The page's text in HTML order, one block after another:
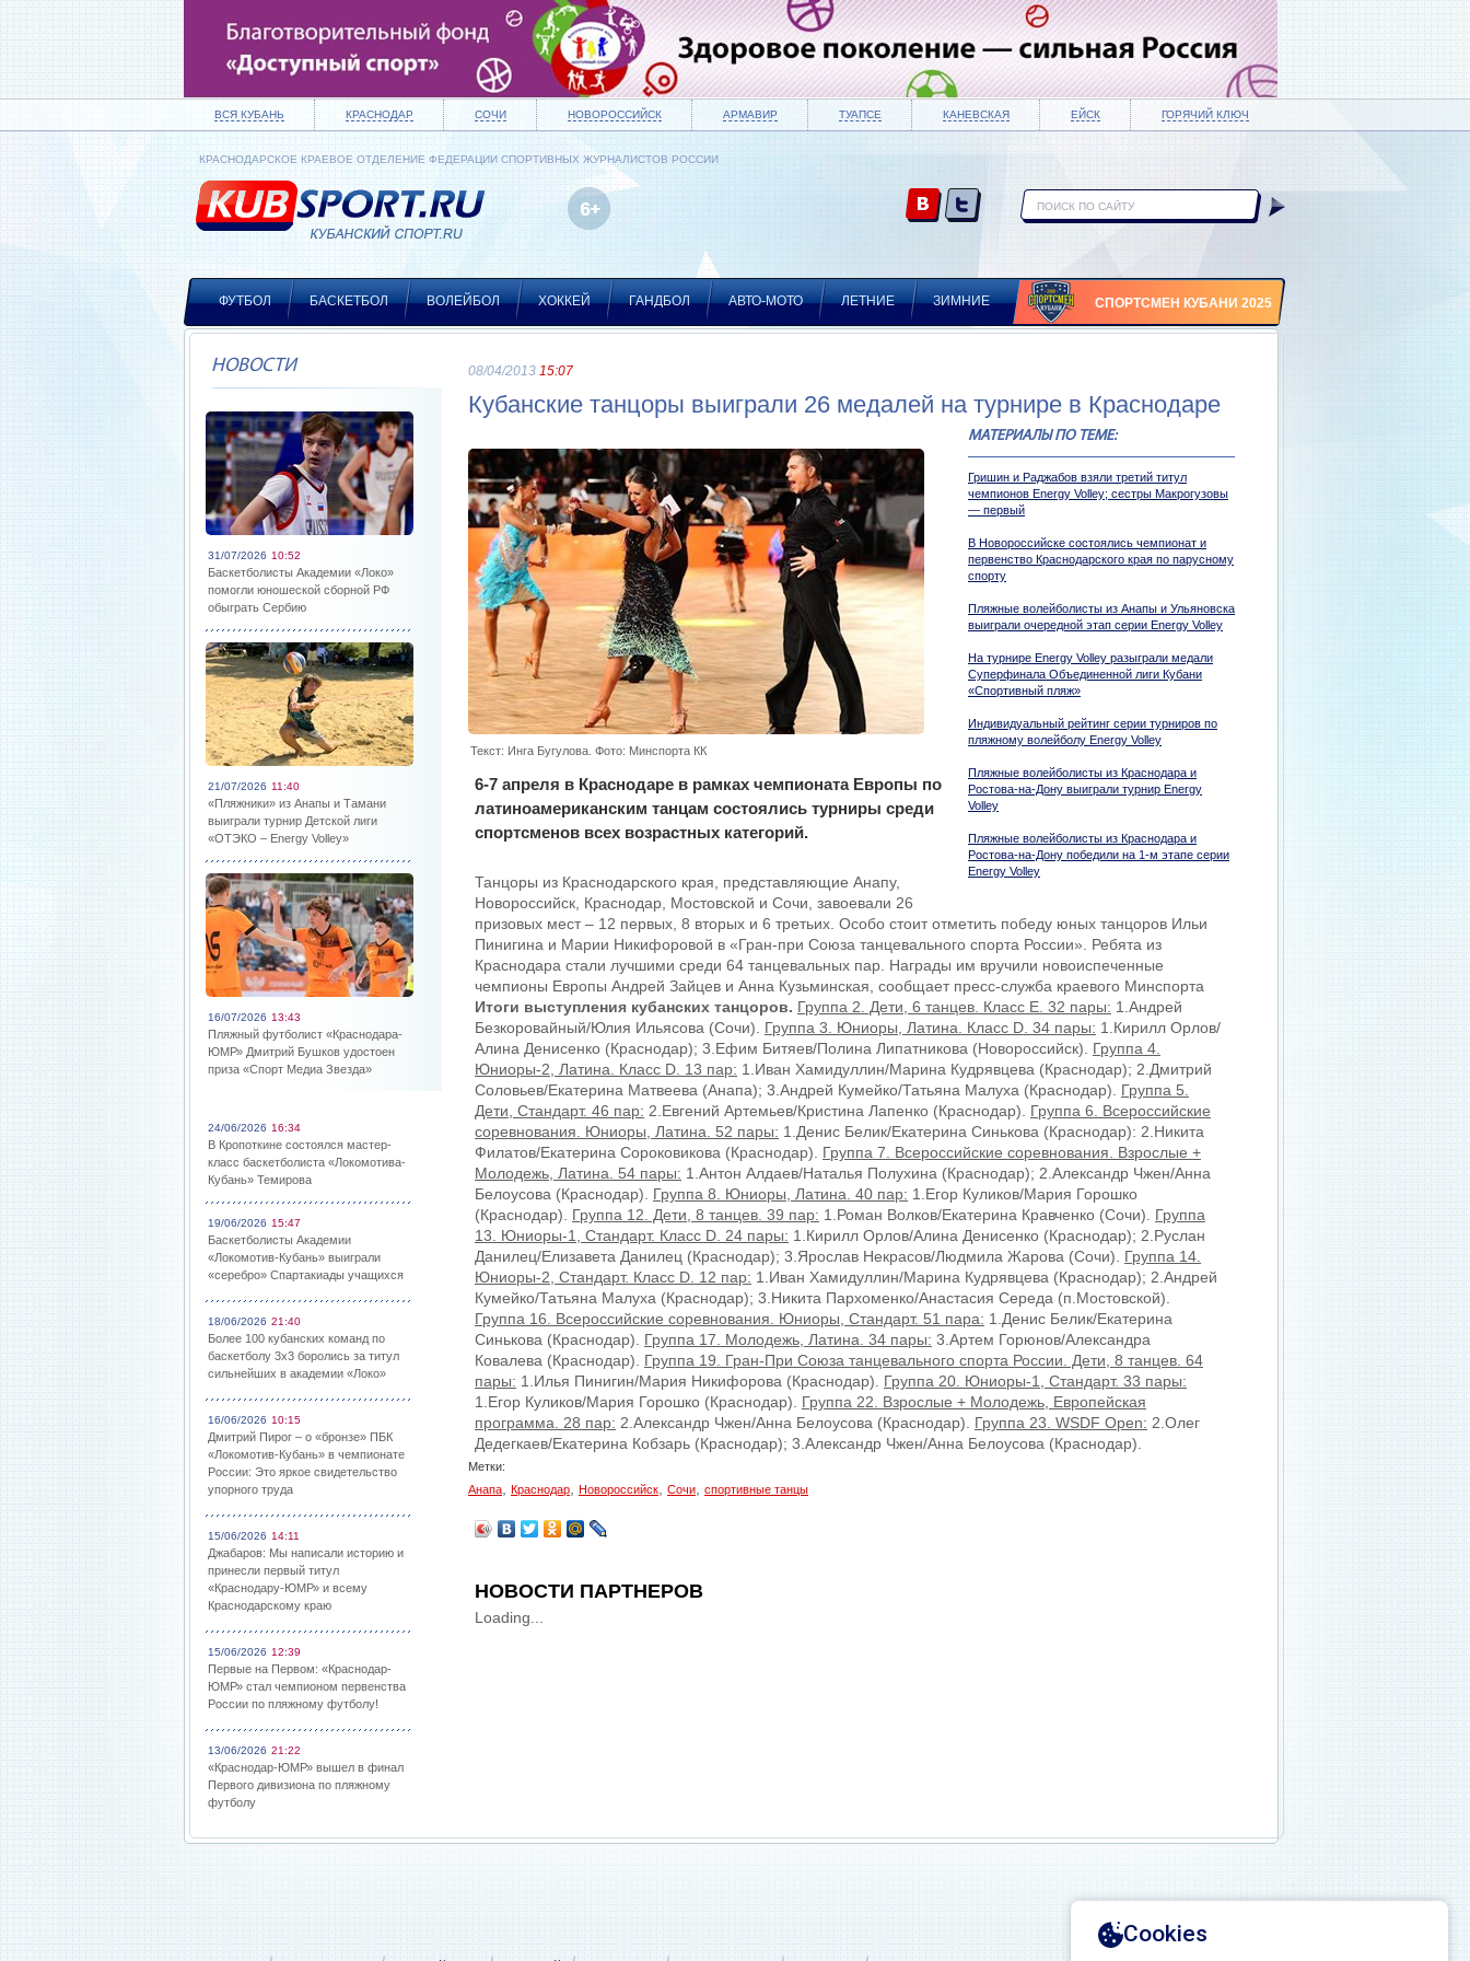
ВСЯ КУБАНЬ КРАСНОДАР СОЧИ НОВОРОССИЙСК АРМАВИР ТУАПСЕ КАНЕВСКАЯ ЕЙСК ГОРЯЧИЙ КЛЮЧ
КРАСНОДАРСКОЕ КРАЕВОЕ ОТДЕЛЕНИЕ ФЕДЕРАЦИИ СПОРТИВНЫХ ЖУРНАЛИСТОВ РОССИИ
ФУТБОЛ БАСКЕТБОЛ ВОЛЕЙБОЛ ХОККЕЙ ГАНДБОЛ АВТО-МОТО ЛЕТНИЕ ЗИМНИЕ СПОРТСМЕН КУБАНИ 2025
НОВОСТИ
31/07/2026 10:52
Баскетболисты Академии «Локо»
помогли юношеской сборной РФ
обыграть Сербию
21/07/2026 11:40
«Пляжники» из Анапы и Тамани
выиграли турнир Детской лиги
«ОТЭКО – Energy Volley»
16/07/2026 13:43
Пляжный футболист «Краснодара-
ЮМР» Дмитрий Бушков удостоен
приза «Спорт Медиа Звезда»
24/06/2026 16:34
В Кропоткине состоялся мастер-
класс баскетболиста «Локомотива-
Кубань» Темирова
19/06/2026 15:47
Баскетболисты Академии
«Локомотив-Кубань» выиграли
«серебро» Спартакиады учащихся
18/06/2026 21:40
Более 100 кубанских команд по
баскетболу 3х3 боролись за титул
сильнейших в академии «Локо»
16/06/2026 10:15
Дмитрий Пирог – о «бронзе» ПБК
«Локомотив-Кубань» в чемпионате
России: Это яркое свидетельство
упорного труда
15/06/2026 14:11
Джабаров: Мы написали историю и
принесли первый титул
«Краснодару-ЮМР» и всему
Краснодарскому краю
15/06/2026 12:39
Первые на Первом: «Краснодар-
ЮМР» стал чемпионом первенства
России по пляжному футболу!
13/06/2026 21:22
«Краснодар-ЮМР» вышел в финал
Первого дивизиона по пляжному
футболу
08/04/2013 15:07
Кубанские танцоры выиграли 26 медалей на турнире в Краснодаре
МАТЕРИАЛЫ ПО ТЕМЕ:
Гришин и Раджабов взяли третий титул
чемпионов Energy Volley; сестры Макрогузовы
— первый
В Новороссийске состоялись чемпионат и
первенство Краснодарского края по парусному
спорту
Пляжные волейболисты из Анапы и Ульяновска
выиграли очередной этап серии Energy Volley
На турнире Energy Volley разыграли медали
Суперфинала Объединенной лиги Кубани
«Спортивный пляж»
Индивидуальный рейтинг серии турниров по
пляжному волейболу Energy Volley
Пляжные волейболисты из Краснодара и
Ростова-на-Дону выиграли турнир Energy
Volley
Пляжные волейболисты из Краснодара и
Ростова-на-Дону победили на 1-м этапе серии
Energy Volley
Текст: Инга Бугулова. Фото: Минспорта КК
6-7 апреля в Краснодаре в рамках чемпионата Европы по
латиноамериканским танцам состоялись турниры среди
спортсменов всех возрастных категорий.
Танцоры из Краснодарского края, представляющие Анапу,
Новороссийск, Краснодар, Мостовской и Сочи, завоевали 26
призовых мест – 12 первых, 8 вторых и 6 третьих. Особо стоит отметить победу юных танцоров Ильи
Пинигина и Марии Никифоровой в «Гран-при Союза танцевального спорта России». Ребята из
Краснодара стали лучшими среди 64 танцевальных пар. Награды им вручили новоиспеченные
чемпионы Европы Андрей Зайцев и Анна Кузьминская, сообщает пресс-служба краевого Минспорта
Итоги выступления кубанских танцоров. Группа 2. Дети, 6 танцев. Класс Е. 32 пары: 1.Андрей
Безкоровайный/Юлия Ильясова (Сочи). Группа 3. Юниоры, Латина. Класс D. 34 пары: 1.Кирилл Орлов/
Алина Денисенко (Краснодар); 3.Ефим Битяев/Полина Липатникова (Новороссийск). Группа 4.
Юниоры-2, Латина. Класс D. 13 пар: 1.Иван Хамидуллин/Марина Кудрявцева (Краснодар); 2.Дмитрий
Соловьев/Екатерина Матвеева (Анапа); 3.Андрей Кумейко/Татьяна Малуха (Краснодар). Группа 5.
Дети, Стандарт. 46 пар: 2.Евгений Артемьев/Кристина Лапенко (Краснодар). Группа 6. Всероссийские
соревнования. Юниоры, Латина. 52 пары: 1.Денис Белик/Екатерина Синькова (Краснодар): 2.Никита
Филатов/Екатерина Сороковикова (Краснодар). Группа 7. Всероссийские соревнования. Взрослые +
Молодежь, Латина. 54 пары: 1.Антон Алдаев/Наталья Полухина (Краснодар); 2.Александр Чжен/Анна
Белоусова (Краснодар). Группа 8. Юниоры, Латина. 40 пар: 1.Егор Куликов/Мария Горошко
(Краснодар). Группа 12. Дети, 8 танцев. 39 пар: 1.Роман Волков/Екатерина Кравченко (Сочи). Группа
13. Юниоры-1, Стандарт. Класс D. 24 пары: 1.Кирилл Орлов/Алина Денисенко (Краснодар); 2.Руслан
Данилец/Елизавета Данилец (Краснодар); 3.Ярослав Некрасов/Людмила Жарова (Сочи). Группа 14.
Юниоры-2, Стандарт. Класс D. 12 пар: 1.Иван Хамидуллин/Марина Кудрявцева (Краснодар); 2.Андрей
Кумейко/Татьяна Малуха (Краснодар); 3.Никита Пархоменко/Анастасия Середа (п.Мостовской).
Группа 16. Всероссийские соревнования. Юниоры, Стандарт. 51 пара: 1.Денис Белик/Екатерина
Синькова (Краснодар). Группа 17. Молодежь, Латина. 34 пары: 3.Артем Горюнов/Александра
Ковалева (Краснодар). Группа 19. Гран-При Союза танцевального спорта России. Дети, 8 танцев. 64
пары: 1.Илья Пинигин/Мария Никифорова (Краснодар). Группа 20. Юниоры-1, Стандарт. 33 пары:
1.Егор Куликов/Мария Горошко (Краснодар). Группа 22. Взрослые + Молодежь, Европейская
программа. 28 пар: 2.Александр Чжен/Анна Белоусова (Краснодар). Группа 23. WSDF Open: 2.Олег
Дедегкаев/Екатерина Кобзарь (Краснодар); 3.Александр Чжен/Анна Белоусова (Краснодар).
Метки:
Анапа
Краснодар Новороссийск Сочи спортивные танцы
НОВОСТИ ПАРТНЕРОВ
Loading...